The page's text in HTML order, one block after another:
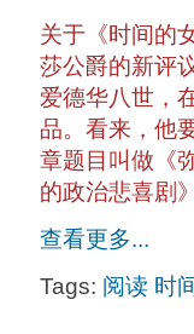
关于《时间的
莎公爵的新评
爱德华八世，
品。看来，他
章题目叫做《
的政治悲喜剧
查看更多...
Tags: 阅读 时